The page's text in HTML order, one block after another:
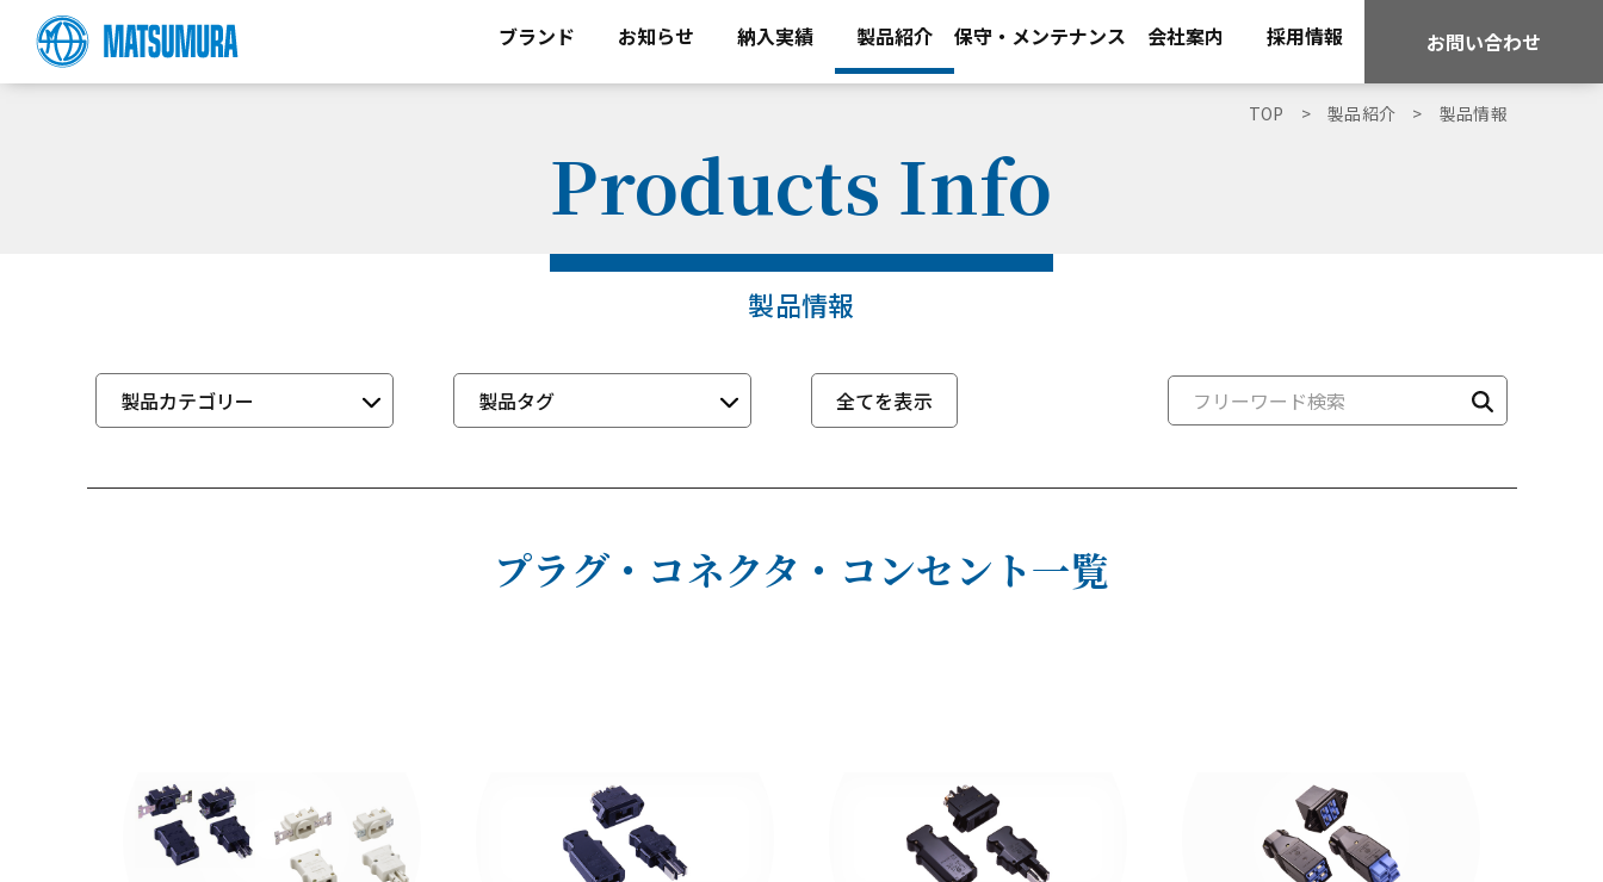
ブランド お知らせ 納入実績 製品紹介 保守・メンテナンス 会社案内 採用情報 お問い合わせ
TOP 製品紹介 製品情報
Products Info
製品情報
製品カテゴリー 製品タグ 全てを表示
プラグ・コネクタ・コンセント一覧